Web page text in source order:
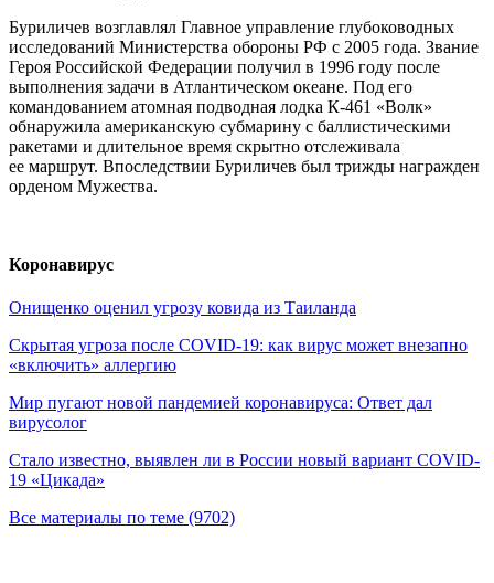
Буриличев возглавлял Главное управление глубоководных
исследований Министерства обороны РФ с 2005 года. Звание
Героя Российской Федерации получил в 1996 году после
выполнения задачи в Атлантическом океане. Под его
командованием атомная подводная лодка К-461 «Волк»
обнаружила американскую субмарину с баллистическими
ракетами и длительное время скрытно отслеживала
ее маршрут. Впоследствии Буриличев был трижды награжден
орденом Мужества.
Коронавирус
Онищенко оценил угрозу ковида из Таиланда
Скрытая угроза после COVID-19: как вирус может внезапно
«включить» аллергию
Мир пугают новой пандемией коронавируса: Ответ дал
вирусолог
Стало известно, выявлен ли в России новый вариант COVID-
19 «Цикада»
Все материалы по теме (9702)